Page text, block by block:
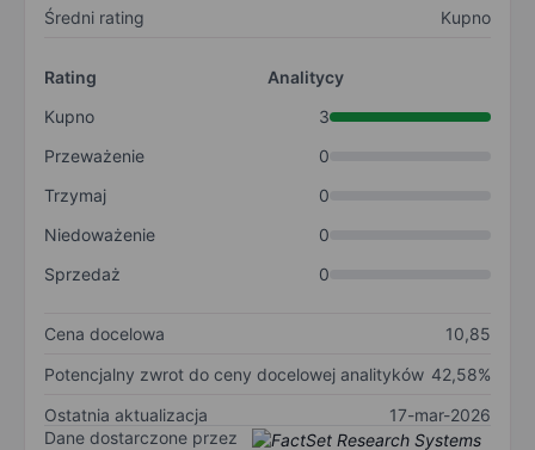
Średni rating Kupno
Rating
Analitycy
Kupno
3
Przeważenie
0
Trzymaj
0
Niedoważenie
0
Sprzedaż
0
Cena docelowa
10,85
Potencjalny zwrot do ceny docelowej analityków 42,58%
Ostatnia aktualizacja
17-mar-2026
Dane dostarczone przez